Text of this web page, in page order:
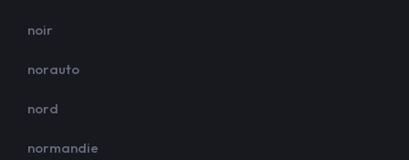
noir
norauto
nord
normandie